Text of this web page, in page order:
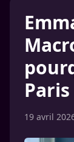
19 avril